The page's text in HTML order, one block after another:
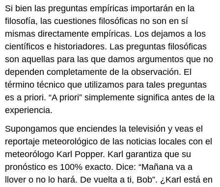
Si bien las preguntas empíricas importarán en la
filosofía, las cuestiones filosóficas no son en sí
mismas directamente empíricas. Los dejamos a los
científicos e historiadores. Las preguntas filosóficas
son aquellas para las que damos argumentos que no
dependen completamente de la observación. El
término técnico que utilizamos para tales preguntas
es a priori. “A priori” simplemente significa antes de la
experiencia.
Supongamos que enciendes la televisión y veas el
reportaje meteorológico de las noticias locales con el
meteorólogo Karl Popper. Karl garantiza que su
pronóstico es 100% exacto. Dice: “Mañana va a
llover o no lo hará. De vuelta a ti, Bob”. ¿Karl está en